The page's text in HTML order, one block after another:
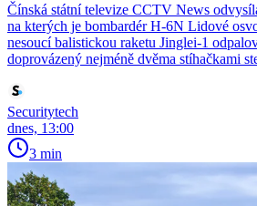
Čínská státní televize CCTV News
na kterých je bombardér H-6N Lidové
nesoucí balistickou raketu Jinglei-1
doprovázený nejméně dvěma stíhačkami
Securitytech
dnes, 13:00
3 min